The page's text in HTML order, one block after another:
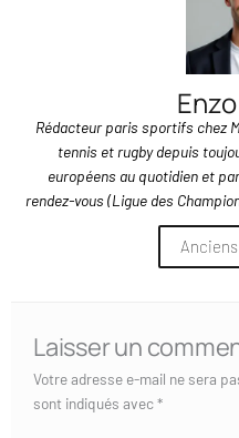
Rédacteur paris sportifs chez
tennis et rugby depuis
européens au quotidien et
rendez-vous (Ligue des
Laisser un
Votre adresse e-mail ne sera
sont indiqués avec*